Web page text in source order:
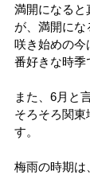
満開になると
が、満開に
咲き始めの今
番好きな時季
また、6月と
そろそろ関
す。
梅雨の時期は